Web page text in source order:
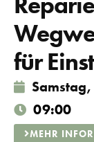
für
09:00
MEHR